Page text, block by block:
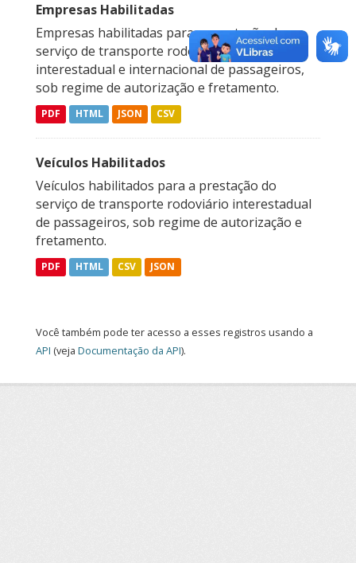
Empresas Habilitadas
Empresas habilitadas para a prestação do
serviço de transporte rodoviário coletivo
interestadual e internacional de passageiros,
sob regime de autorização e fretamento.
PDF HTML JSON CSV
Veículos Habilitados
Veículos habilitados para a prestação do
serviço de transporte rodoviário interestadual
de passageiros, sob regime de autorização e
fretamento.
PDF HTML CSV JSON
Você também pode ter acesso a esses registros usando a
API (veja Documentação da API).